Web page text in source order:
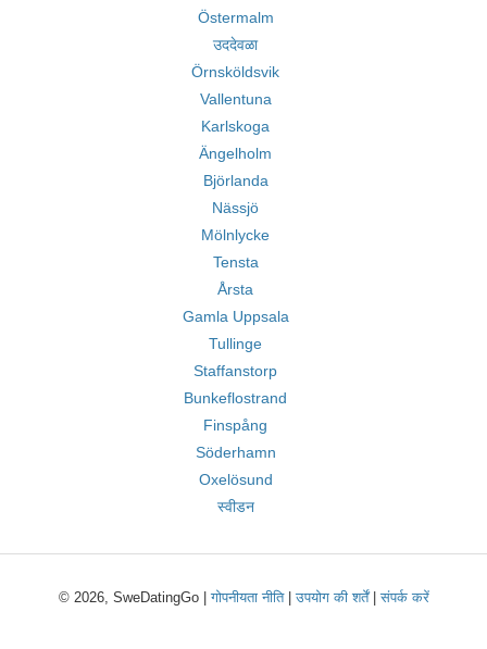
Östermalm
उददेवळा
Örnsköldsvik
Vallentuna
Karlskoga
Ängelholm
Björlanda
Nässjö
Mölnlycke
Tensta
Årsta
Gamla Uppsala
Tullinge
Staffanstorp
Bunkeflostrand
Finspång
Söderhamn
Oxelösund
स्वीडन
© 2026, SweDatingGo |गोपनीयता नीति|उपयोग की शर्तें|संपर्क करें